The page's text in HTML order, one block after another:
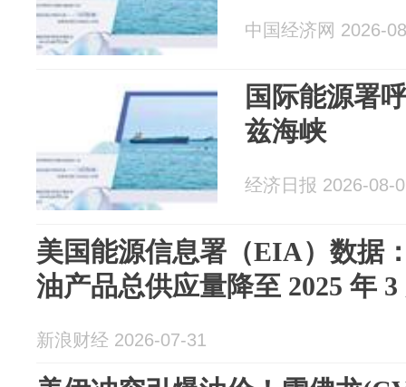
中国经济网 2026-
国际能源署
兹海峡
经济日报 2026-08-
美国能源信息署（EIA）数据
油产品总供应量降至 2025 年
新浪财经 2026-07-31